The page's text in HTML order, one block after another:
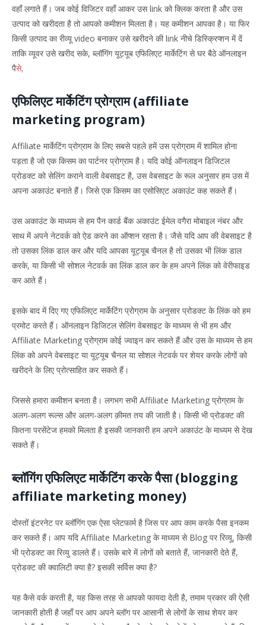
वहाँ लगाते हैं। जब कोई विजिटर वहाँ आकर उस link को क्लिक करता है और उस
उत्पाद को खरीदता है तो आपको कमीशन मिलता है। यह कमीशन आपका है। या फिर
किसी उत्पाद का रीव्यू video बनाकर उसे खरीदने की link नीचे डिस्क्रिप्शन में दें
ताकि व्यूवर उसे खरीद सके, ब्लॉगिंग यूट्यूब एफिलिएट मार्केटिंग से घर बैठे ऑनलाइन
पैसे,
एफिलिएट मार्केटिंग प्रोग्राम (affiliate
marketing program)
Affiliate मार्केटिंग प्रोग्राम के लिए सबसे पहले हमें उस प्रोग्राम में शामिल होना
पड़ता है जो एक किसम का पार्टनर प्रोग्राम है। यदि कोई ऑनलाइन डिजिटल
प्रोडक्ट को सेलिंग कराने वाली वेबसाइट है, उस वेबसाइट के रूल अनुसार हम उस में
अपना अकाउंट बनाते हैं। जिसे एक किसम का एसोसिएट अकाउंट कह सकते हैं।
उस अकाउंट के माध्यम से हम पैन कार्ड बैंक अकाउंट ईमेल वगैरा मोबाइल नंबर और
साथ में अपने नेटवर्क को ऐड करने का ऑप्शन रहता है। जैसे यदि आप की वेबसाइट है
तो उसका लिंक डाल कर और यदि आपका यूट्यूब चैनल है तो उसका भी लिंक डाल
करके, या किसी भी सोशल नेटवर्क का लिंक डाल कर के हम अपने लिंक को वेरीफाइड
कर आते हैं।
इसके बाद में दिए गए एफिलिएट मार्केटिंग प्रोग्राम के अनुसार प्रोडक्ट के लिंक को हम
प्रमोट करते हैं। ऑनलाइन डिजिटल सेलिंग वेबसाइट के माध्यम से भी हम और
Affiliate Marketing प्रोग्राम कोई ज्वाइन कर सकते हैं और उस के माध्यम से हम
लिंक को अपने वेबसाइट या यूट्यूब चैनल या सोशल नेटवर्क पर शेयर करके लोगों को
खरीदने के लिए प्रोत्साहित कर सकते हैं।
जिससे हमारा कमीशन बनता है। लगभग सभी Affiliate Marketing प्रोग्राम के
अलग-अलग रूल्स और अलग-अलग क़ीमत तय की जाती है। किसी भी प्रोडक्ट की
कितना परसेंटेज हमको मिलता है इसकी जानकारी हम अपने अकाउंट के माध्यम से देख
सकते हैं।
ब्लॉगिंग एफिलिएट मार्केटिंग करके पैसा (blogging
affiliate marketing money)
दोस्तों इंटरनेट पर ब्लॉगिंग एक ऐसा प्लेटफार्म है जिस पर आप काम करके पैसा इनकम
कर सकते हैं। आप यदि Affiliate Marketing के माध्यम से Blog पर रिव्यू, किसी
भी प्रोडक्ट का रिव्यु डालते हैं। उसके बारे में लोगों को बताते हैं, जानकारी देते हैं,
प्रोडक्ट की क्वालिटी क्या है? इसकी सर्विस क्या है?
यह कैसे वर्क करती है, यह किस तरह से आपको फायदा देती है, तमाम प्रकार की ऐसी
जानकारी होती है जहाँ पर आप अपने ब्लॉग पर आसानी से लोगों के साथ शेयर कर